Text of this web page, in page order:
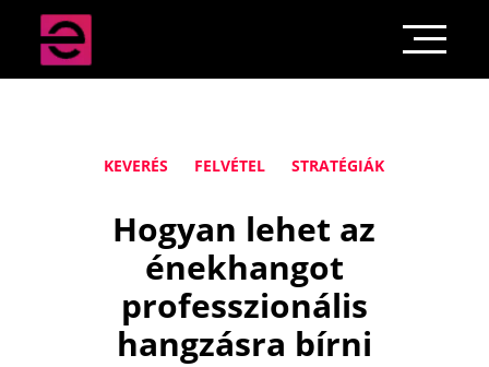
KEVERÉS FELVÉTEL STRATÉGIÁK
Hogyan lehet az
énekhangot
professzionális
hangzásra bírni